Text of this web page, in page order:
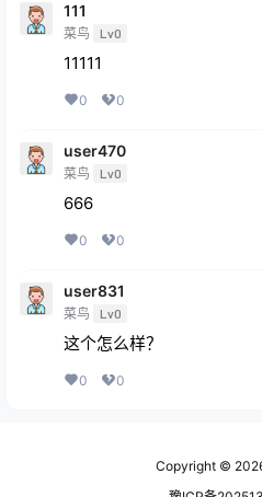
111
菜鸟 Lv0
11111
0 0
user470
菜鸟 Lv0
666
0 0
user831
菜鸟 Lv0
这个怎么样？
0 0
Copyright ©